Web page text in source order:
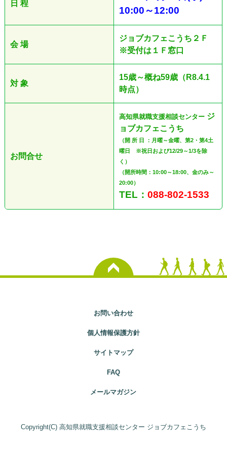
日 程
10:00 ～12:00
会 場
ジョブカフェこうち２Ｆ
※受付は１Ｆ窓口
対 象
15歳～概ね59歳（R8.4.1
時点）
お問合せ
高知県就職支援相談センター ジ
ョブカフェこうち
（開 所 日 ：月曜～金曜、第2・第4土
曜日 ※祝日および12/29～1/3を除
く）
（開所時間：10:00～18:00、金のみ～
20:00）
TEL： 088-802-1533
お問い合わせ
個人情報保護方針
サイトマップ
FAQ
メールマガジン
Copyright(C) 高知県就職支援相談センター ジョブカフェこうち